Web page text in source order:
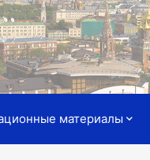
материалы